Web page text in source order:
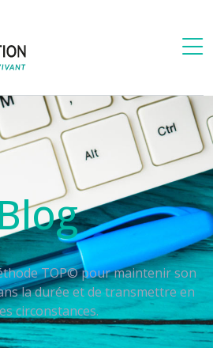
TOP© pour maintenir son
la durée et de transmettre en
circonstances.